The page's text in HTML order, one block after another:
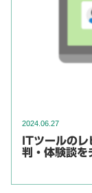
2024.06.27
ITツールの
判・体験談を